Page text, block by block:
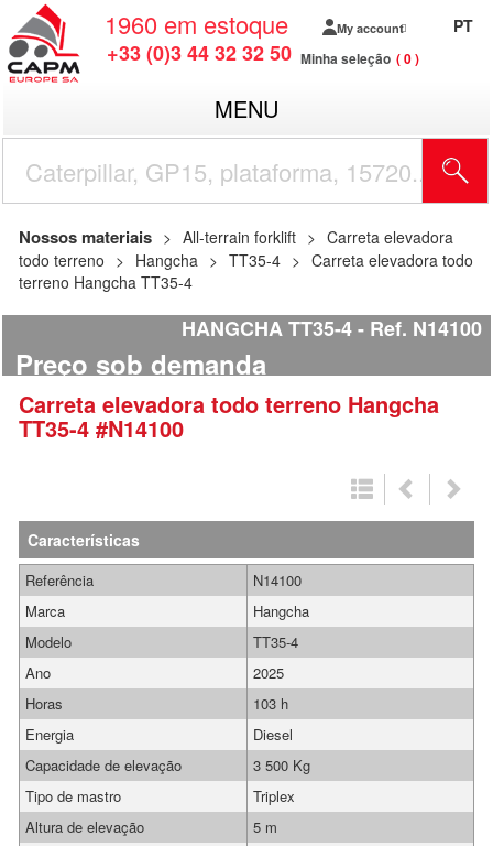
1960 em estoque
+33 (0)3 44 32 32 50
My account
Minha seleção 0
PT
MENU
Nossos materiais All-terrain forklift
Carreta elevadora
todo terreno
Hangcha TT35-4
Carreta elevadora todo
terreno Hangcha TT35-4
HANGCHA TT35-4 Ref. N14100
Preço sob demanda
Carreta elevadora todo terreno Hangcha
TT35-4 #N14100
Características
Referência
N14100
Marca
Hangcha
Modelo
TT35-4
Ano
2025
Horas
103 h
Energia
Diesel
Capacidade de elevação
3 500 Kg
Tipo de mastro
Triplex
Altura de elevação
5 m